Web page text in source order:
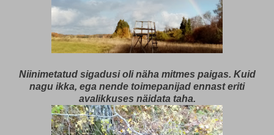
Niinimetatud sigadusi oli näha mitmes paigas. Kuid
nagu ikka, ega nende toimepanijad ennast eriti
avalikkuses näidata taha.